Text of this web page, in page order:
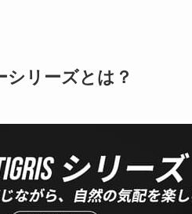
リーズとは？